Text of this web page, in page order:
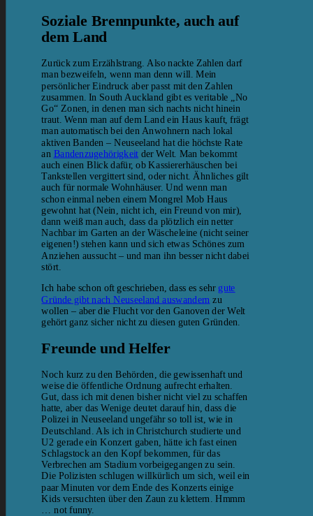
Soziale Brennpunkte, auch auf
dem Land
Zurück zum Erzählstrang. Also nackte Zahlen darf
man bezweifeln, wenn man denn will. Mein
persönlicher Eindruck aber passt mit den Zahlen
zusammen. In South Auckland gibt es veritable „No
Go“ Zonen, in denen man sich nachts nicht hinein
traut. Wenn man auf dem Land ein Haus kauft, frägt
man automatisch bei den Anwohnern nach lokal
aktiven Banden – Neuseeland hat die höchste Rate
an Bandenzugehörigkeit der Welt. Man bekommt
auch einen Blick dafür, ob Kassiererhäuschen bei
Tankstellen vergittert sind, oder nicht. Ähnliches gilt
auch für normale Wohnhäuser. Und wenn man
schon einmal neben einem Mongrel Mob Haus
gewohnt hat (Nein, nicht ich, ein Freund von mir),
dann weiß man auch, dass da plötzlich ein netter
Nachbar im Garten an der Wäscheleine (nicht seiner
eigenen!) stehen kann und sich etwas Schönes zum
Anziehen aussucht – und man ihn besser nicht dabei
stört.
Ich habe schon oft geschrieben, dass es sehr gute
Gründe gibt nach Neuseeland auswandern zu
wollen – aber die Flucht vor den Ganoven der Welt
gehört ganz sicher nicht zu diesen guten Gründen.
Freunde und Helfer
Noch kurz zu den Behörden, die gewissenhaft und
weise die öffentliche Ordnung aufrecht erhalten.
Gut, dass ich mit denen bisher nicht viel zu schaffen
hatte, aber das Wenige deutet darauf hin, dass die
Polizei in Neuseeland ungefähr so toll ist, wie in
Deutschland. Als ich in Christchurch studierte und
U2 gerade ein Konzert gaben, hätte ich fast einen
Schlagstock an den Kopf bekommen, für das
Verbrechen am Stadium vorbeigegangen zu sein.
Die Polizisten schlugen willkürlich um sich, weil ein
paar Minuten vor dem Ende des Konzerts einige
Kids versuchten über den Zaun zu klettern. Hmmm
… not funny.